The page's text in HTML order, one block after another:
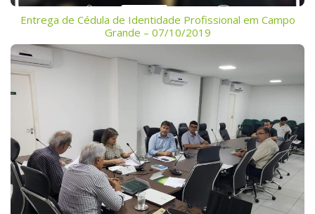
Entrega de Cédula de Identidade Profissional em Campo
Grande – 07/10/2019